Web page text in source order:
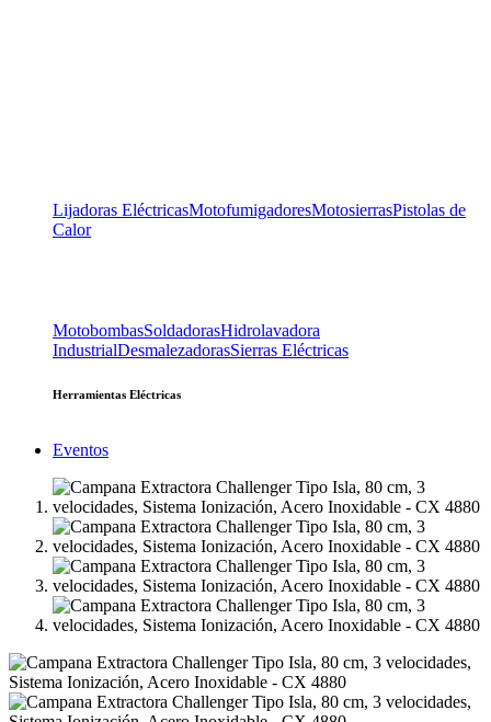
Lijadoras EléctricasMotofumigadoresMotosierrasPistolas de
Calor
MotobombasSoldadorasHidrolavadora
IndustrialDesmalezadorasSierras Eléctricas
Herramientas Eléctricas
Eventos